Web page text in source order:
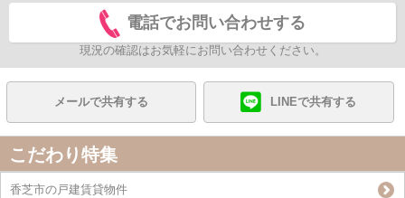
電話でお問い合わせする
現況の確認はお気軽にお問い合わせください。
メールで共有する LINEで共有する
こだわり特集
香芝市の戸建賃貸物件